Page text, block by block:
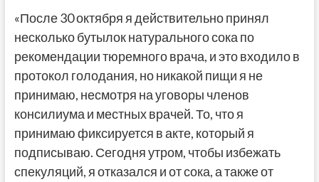
«После 30 октября я действительно принял
несколько бутылок натурального сока по
рекомендации тюремного врача, и это входило в
протокол голодания, но никакой пищи я не
принимаю, несмотря на уговоры членов
консилиума и местных врачей. То, что я
принимаю фиксируется в акте, который я
подписываю. Сегодня утром, чтобы избежать
спекуляций, я отказался и от сока, а также от